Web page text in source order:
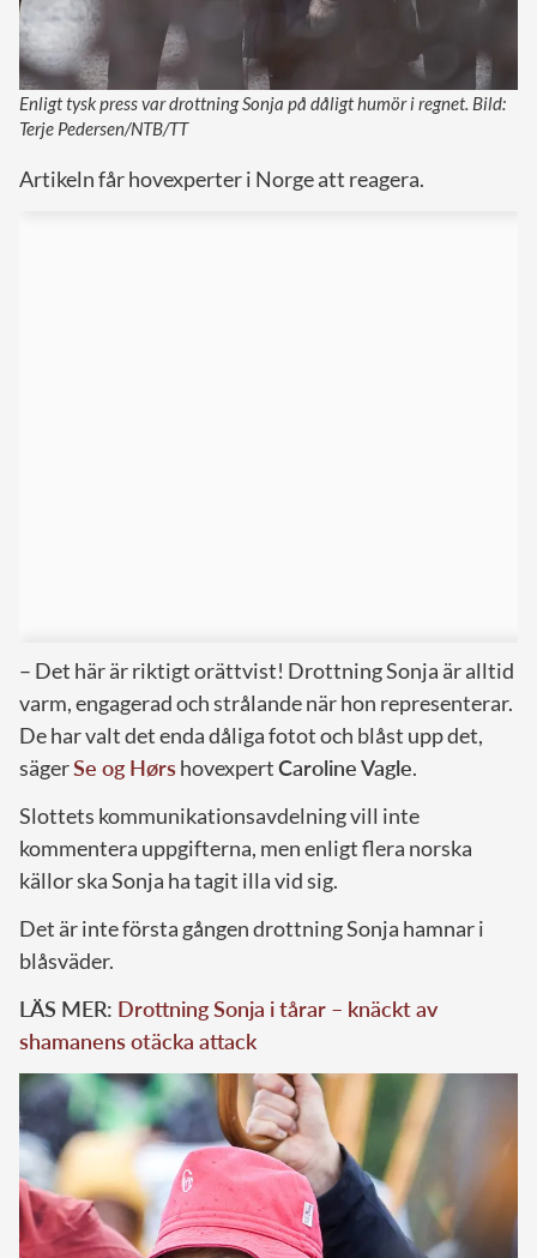
Enligt tysk press var drottning Sonja på dåligt humör i regnet. Bild:
Terje Pedersen/NTB/TT
Artikeln får hovexperter i Norge att reagera.
– Det här är riktigt orättvist! Drottning Sonja är alltid
varm, engagerad och strålande när hon representerar.
De har valt det enda dåliga fotot och blåst upp det,
sägerSe og HørshovexpertCaroline Vagle.
Slottets kommunikationsavdelning vill inte
kommentera uppgifterna, men enligt flera norska
källor ska Sonja ha tagit illa vid sig.
Det är inte första gången drottning Sonja hamnar i
blåsväder.
LÄS MER: Drottning Sonja i tårar – knäckt av
shamanens otäcka attack